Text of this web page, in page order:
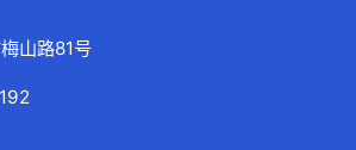
山路81号